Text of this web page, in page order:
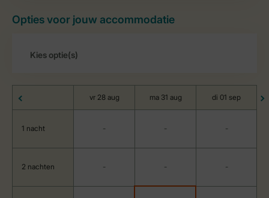
Opties voor jouw accommodatie
vr 28 aug ma 31 aug di 01 sep
1 nacht - - -
2 nachten - - -